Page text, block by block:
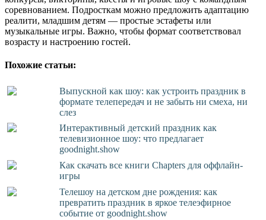
соревнованием. Подросткам можно предложить адаптацию
реалити, младшим детям — простые эстафеты или
музыкальные игры. Важно, чтобы формат соответствовал
возрасту и настроению гостей.
Похожие статьи:
Выпускной как шоу: как устроить праздник в
формате телепередач и не забыть ни смеха, ни
слез
Интерактивный детский праздник как
телевизионное шоу: что предлагает
goodnight.show
Как скачать все книги Chapters для оффлайн-
игры
Телешоу на детском дне рождения: как
превратить праздник в яркое телеэфирное
событие от goodnight.show